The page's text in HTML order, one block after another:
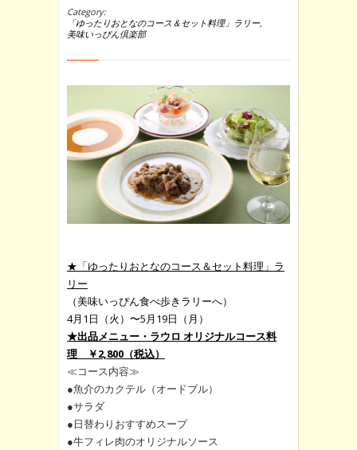
Category:
「ゆったりおとなのコース＆セット料理」ラリー,
美味いっぴん倶楽部
★「ゆったりおとなのコース＆セット料理」ラ
リー
（美味いっぴん食べ歩きラリーへ）
4月1日（火）〜5月19日（月）
★出品メニュー・ラウロ オリジナルコース料
理 ￥2,800（税込）
≪コース内容≫
●魚介のカクテル（オードブル）
●サラダ
●日替わりおすすめスープ
●牛フィレ肉のオリジナルソース